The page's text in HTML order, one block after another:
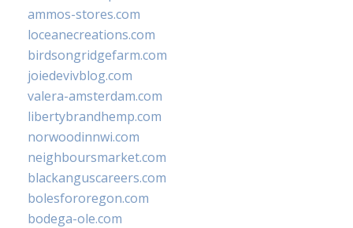
ammos-stores.com
loceanecreations.com
birdsongridgefarm.com
joiedevivblog.com
valera-amsterdam.com
libertybrandhemp.com
norwoodinnwi.com
neighboursmarket.com
blackanguscareers.com
bolesfororegon.com
bodega-ole.com